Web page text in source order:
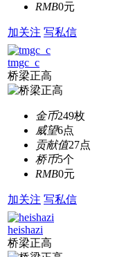
RMB0元
加关注 写私信
tmgc_c
桥梁正高
金币249枚
威望6点
贡献值27点
桥币5个
RMB0元
加关注 写私信
heishazi
桥梁正高